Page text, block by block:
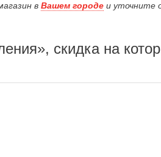
в Вашем городе и уточните
скидка на